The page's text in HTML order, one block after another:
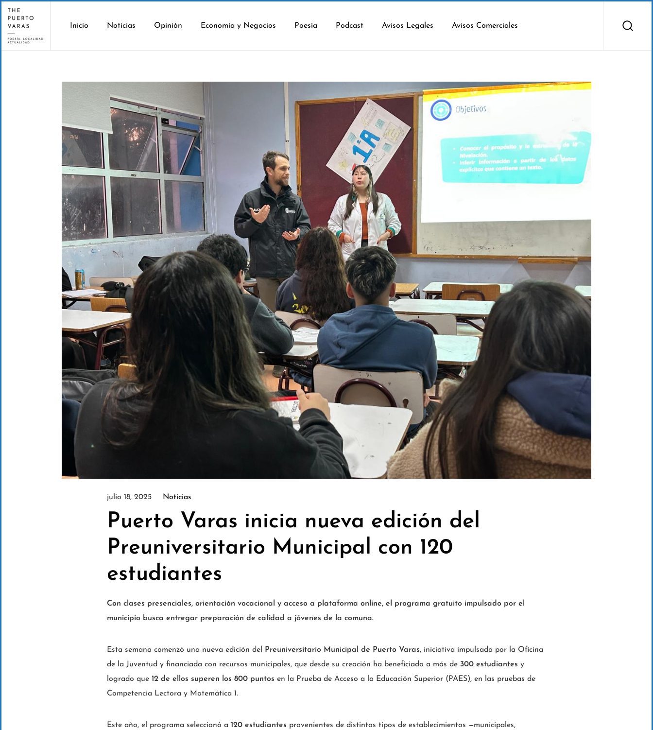
Inicio Noticias Opinión Economía y Negocios Poesía Podcast Avisos Legales Avisos Comerciales
julio 18, 2025 Noticias
Puerto Varas inicia nueva edición del
Preuniversitario Municipal con 120
estudiantes
Con clases presenciales, orientación vocacional y acceso a plataforma online, el programa gratuito impulsado por el
municipio busca entregar preparación de calidad a jóvenes de la comuna.
Esta semana comenzó una nueva edición del Preuniversitario Municipal de Puerto Varas, iniciativa impulsada por la Oficina
de la Juventud y financiada con recursos municipales, que desde su creación ha beneficiado a más de 300 estudiantes y
logrado que12 de ellos superen los 800 puntos en la Prueba de Acceso a la Educación Superior (PAES), en las pruebas de
Competencia Lectora y Matemática 1.
Este año, el programa seleccionó a120 estudiantes provenientes de distintos tipos de establecimientos —municipales,